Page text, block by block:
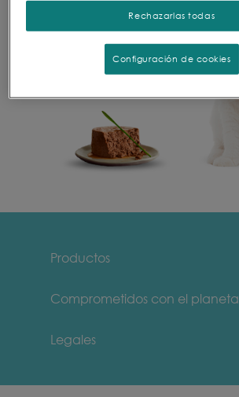
Productos
Comprometidos con el planeta
Legales
Rechazarlas todas
Configuración de cookies